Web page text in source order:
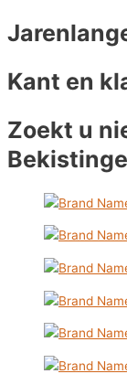
Kant en
Zoekt u